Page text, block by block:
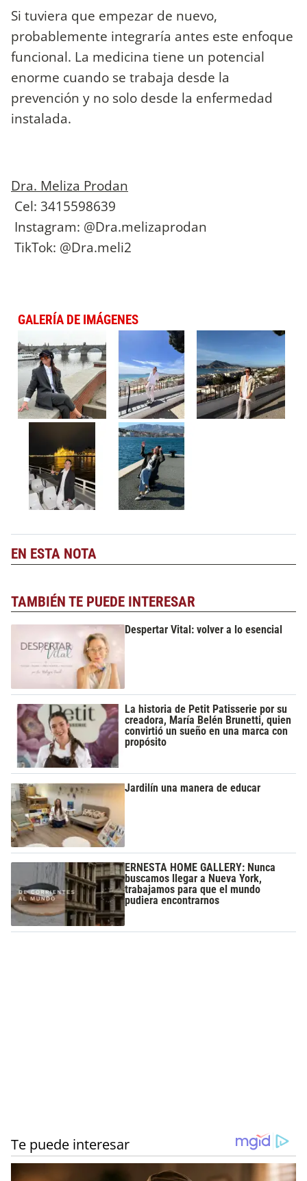
Si tuviera que empezar de nuevo,
probablemente integraría antes este enfoque
funcional. La medicina tiene un potencial
enorme cuando se trabaja desde la
prevención y no solo desde la enfermedad
instalada.
Dra. Meliza Prodan
Cel: 3415598639
Instagram: @Dra.melizaprodan
TikTok: @Dra.meli2
GALERÍA DE IMÁGENES
EN ESTA NOTA
TAMBIÉN TE PUEDE INTERESAR
Despertar Vital: volver a lo esencial
La historia de Petit Patisserie por su
creadora, María Belén Brunetti, quien
convirtió un sueño en una marca con
propósito
Jardilín una manera de educar
ERNESTA HOME GALLERY: Nunca
buscamos llegar a Nueva York,
trabajamos para que el mundo
pudiera encontrarnos